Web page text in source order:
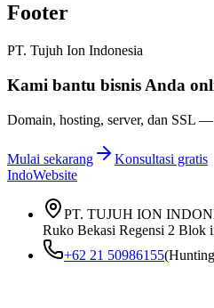
Footer
PT. Tujuh Ion Indonesia
Kami bantu bisnis Anda
Domain, hosting, server, dan SSL
Mulai sekarang
Konsultasi gratis
IndoWebsite
PT. TUJUH ION
Ruko Bekasi Regensi 2 Blok
+62 21 50986155